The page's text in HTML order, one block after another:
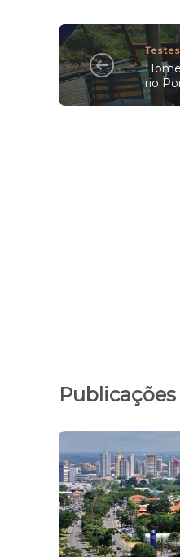
Testes
rio